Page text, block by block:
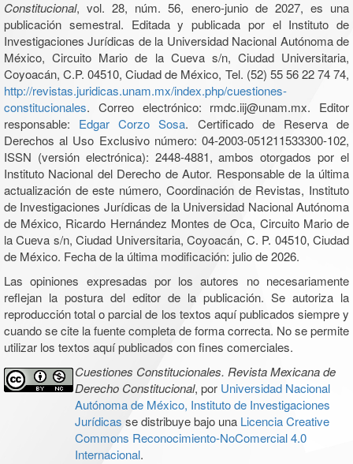
Constitucional, vol. 28, núm. 56, enero-junio de 2027, es una
publicación semestral. Editada y publicada por el Instituto de
Investigaciones Jurídicas de la Universidad Nacional Autónoma de
México, Circuito Mario de la Cueva s/n, Ciudad Universitaria,
Coyoacán, C.P. 04510, Ciudad de México, Tel. (52) 55 56 22 74 74,
http://revistas.juridicas.unam.mx/index.php/cuestiones-
constitucionales. Correo electrónico: rmdc.iij@unam.mx. Editor
responsable: Edgar Corzo Sosa. Certificado de Reserva de
Derechos al Uso Exclusivo número: 04-2003-051211533300-102,
ISSN (versión electrónica): 2448-4881, ambos otorgados por el
Instituto Nacional del Derecho de Autor. Responsable de la última
actualización de este número, Coordinación de Revistas, Instituto
de Investigaciones Jurídicas de la Universidad Nacional Autónoma
de México, Ricardo Hernández Montes de Oca, Circuito Mario de
la Cueva s/n, Ciudad Universitaria, Coyoacán, C. P. 04510, Ciudad
de México. Fecha de la última modificación: julio de 2026.
Las opiniones expresadas por los autores no necesariamente
reflejan la postura del editor de la publicación. Se autoriza la
reproducción total o parcial de los textos aquí publicados siempre y
cuando se cite la fuente completa de forma correcta. No se permite
utilizar los textos aquí publicados con fines comerciales.
Cuestiones Constitucionales. Revista Mexicana de
Derecho Constitucional, por Universidad Nacional
Autónoma de México, Instituto de Investigaciones
Jurídicas se distribuye bajo una Licencia Creative
Commons Reconocimiento-NoComercial 4.0
Internacional.